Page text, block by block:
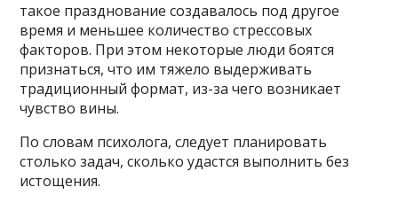
такое празднование создавалось под другое
время и меньшее количество стрессовых
факторов. При этом некоторые люди боятся
признаться, что им тяжело выдерживать
традиционный формат, из-за чего возникает
чувство вины.
По словам психолога, следует планировать
столько задач, сколько удастся выполнить без
истощения.